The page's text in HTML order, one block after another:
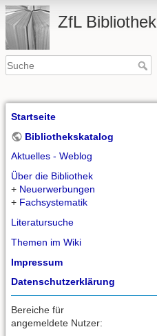
ZfL Bibliothek
Startseite
Bibliothekskatalog
Aktuelles - Weblog
Über die Bibliothek
+ Neuerwerbungen
+ Fachsystematik
Literatursuche
Themen im Wiki
Impressum
Datenschutzerklärung
Bereiche für
angemeldete Nutzer: